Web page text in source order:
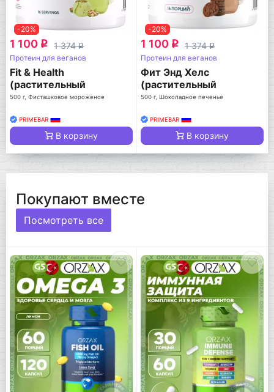
-20%
1 100 q 1 374q
Протеин для веганов
Fit & Health
(растительный
протеин)
500 г, Фисташковое мороженое
PRIMEBAR
В корзину
-20%
1 100 q 1 374q
Протеин для веганов
Фит Энд Хелс
(растительный
протеин)
500 г, Шоколадное печенье
PRIMEBAR
В корзину
Покупают вместе
Посмотреть все